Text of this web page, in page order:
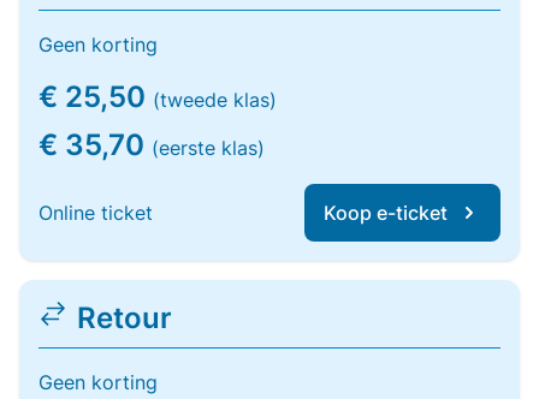
Geen korting
€ 25,50 (tweede klas)
€ 35,70 (eerste klas)
Online ticket Koop e-ticket
Retour
Geen korting